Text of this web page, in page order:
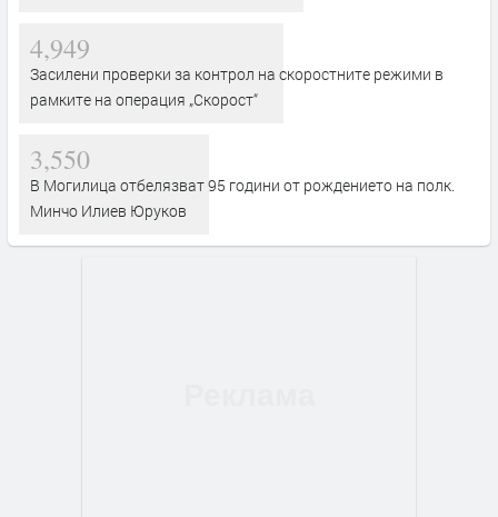
4,949
Засилени проверки за контрол на скоростните режими в
рамките на операция „Скорост“
3,550
В Могилица отбелязват 95 години от рождението на полк.
Минчо Илиев Юруков